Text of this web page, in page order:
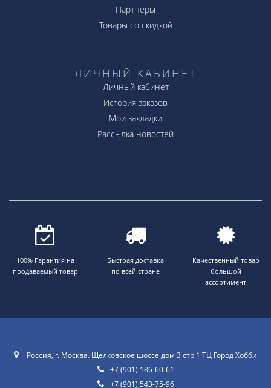
Партнёры
Товары со скидкой
ЛИЧНЫЙ КАБИНЕТ
Личный кабинет
История заказов
Мои закладки
Рассылка новостей
100% Гарантия на
продаваемый товар
Быстрая доставка
по всей стране
Качественный товар
большой
ассортимент
Россия, г. Москва. Щелковское шоссе дом 3 стр 1 ТЦ Город Хобби
+7 (901) 186-60-61
+7 (901) 543-75-96